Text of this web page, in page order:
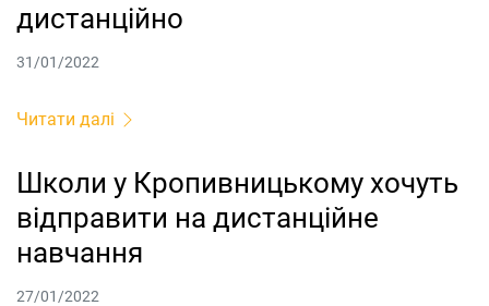
дистанційно
31/01/2022
Читати далі
Школи у Кропивницькому хочуть
відправити на дистанційне
навчання
27/01/2022